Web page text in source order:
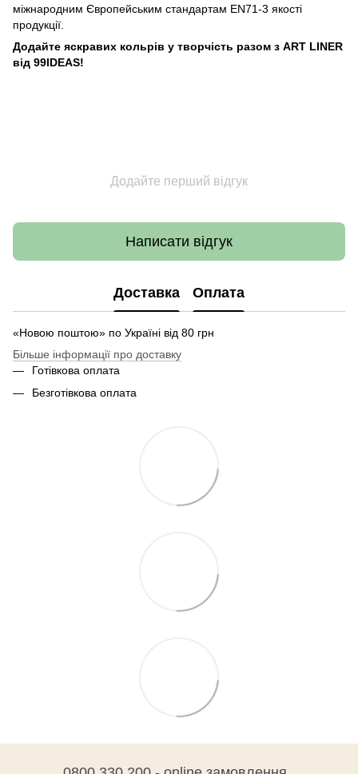
міжнародним Європейським стандартам EN71-3 якості
продукції.
Додайте яскравих кольрів у творчість разом з ART LINER
від 99IDEAS!
Додайте перший відгук
Написати відгук
Доставка Оплата
«Новою поштою» по Україні від 80 грн
Більше інформації про доставку
Готівкова оплата
Безготівкова оплата